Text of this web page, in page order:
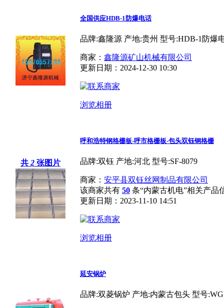
全国供应HDB-1防爆电话
品牌:鑫隆源 产地:贵州 型号:HDB-1防爆
商家： 鑫隆源矿山机械有限公司
更新日期：2024-12-30 10:30
浏览相册
共 2 张图片
呼和浩特钢格栅板-呼市格栅板-包头双钰钢格栅
品牌:双钰 产地:河北 型号:SF-8079
商家： 安平县双钰丝网制品有限公司
该商家共有 50 条“内蒙古机电”相关产品
更新日期：2023-11-10 14:51
浏览相册
延安锅炉
品牌:双菱锅炉 产地:内蒙古包头 型号